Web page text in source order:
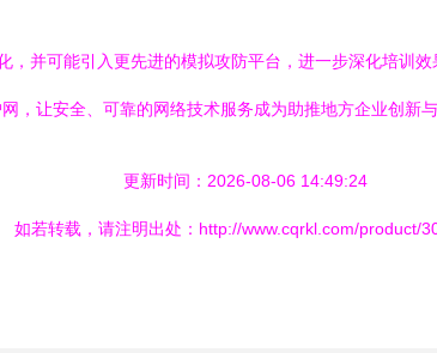
并可能引入更先进的模拟攻防平台，进一步深化培训
，让安全、可靠的网络技术服务成为助推地方企业创新与
更新时间：2026-08-06 14:49:24
如若转载，请注明出处：http://www.cqrkl.com/product/